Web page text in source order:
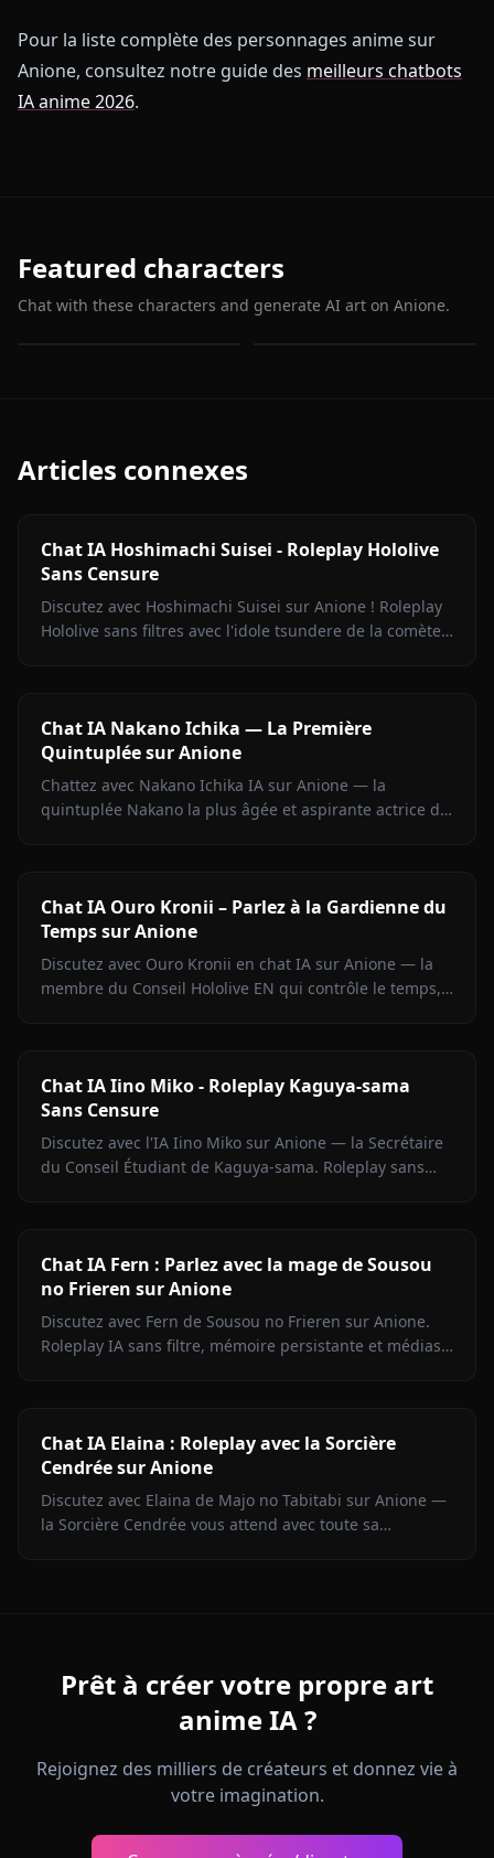
Pour la liste complète des personnages anime sur
Anione, consultez notre guide des meilleurs chatbots
IA anime 2026.
Featured characters
Chat with these characters and generate AI art on Anione.
Articles connexes
Chat IA Hoshimachi Suisei - Roleplay Hololive
Sans Censure
Discutez avec Hoshimachi Suisei sur Anione ! Roleplay
Hololive sans filtres avec l'idole tsundere de la comète.
Chat IA Nakano Ichika — La Première
Quintuplée sur Anione
Chattez avec Nakano Ichika IA sur Anione — la
quintuplée Nakano la plus âgée et aspirante actrice de
Chat IA Ouro Kronii – Parlez à la Gardienne du
Temps sur Anione
Discutez avec Ouro Kronii en chat IA sur Anione — la
membre du Conseil Hololive EN qui contrôle le temps,
Chat IA Iino Miko - Roleplay Kaguya-sama
Sans Censure
Discutez avec l'IA Iino Miko sur Anione — la Secrétaire
du Conseil Étudiant de Kaguya-sama. Roleplay sans
Chat IA Fern : Parlez avec la mage de Sousou
no Frieren sur Anione
Discutez avec Fern de Sousou no Frieren sur Anione.
Roleplay IA sans filtre, mémoire persistante et médias
Chat IA Elaina : Roleplay avec la Sorcière
Cendrée sur Anione
Discutez avec Elaina de Majo no Tabitabi sur Anione —
la Sorcière Cendrée vous attend avec toute sa
Prêt à créer votre propre art
anime IA ?
Rejoignez des milliers de créateurs et donnez vie à
votre imagination.